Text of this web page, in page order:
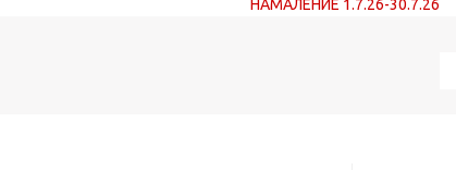
НАМАЛЕНИЕ 1.7.26-30.7.26